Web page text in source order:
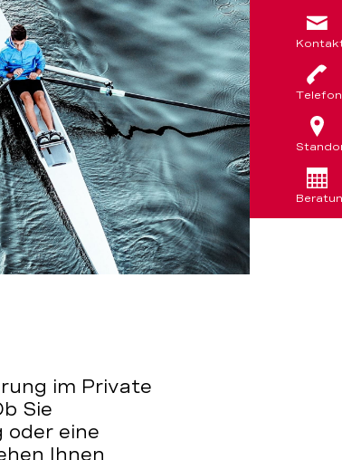
Telefon
im Private
Sie
oder eine
Ihnen